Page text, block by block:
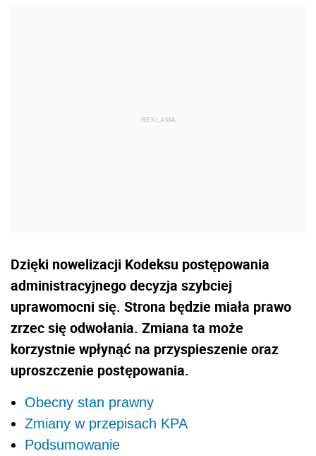
Dzięki nowelizacji Kodeksu postępowania
administracyjnego decyzja szybciej
uprawomocni się. Strona będzie miała prawo
zrzec się odwołania. Zmiana ta może
korzystnie wpłynąć na przyspieszenie oraz
uproszczenie postępowania.
Obecny stan prawny
Zmiany w przepisach KPA
Podsumowanie